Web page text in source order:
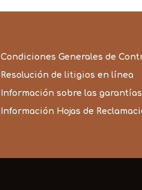
Condiciones Generales de
Resolución de litigios en línea
Información sobre las
Información Hojas de